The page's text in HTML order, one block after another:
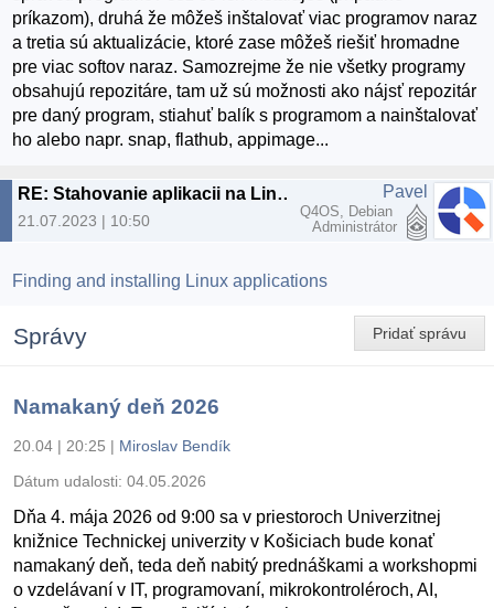
príkazom), druhá že môžeš inštalovať viac programov naraz
a tretia sú aktualizácie, ktoré zase môžeš riešiť hromadne
pre viac softov naraz. Samozrejme že nie všetky programy
obsahujú repozitáre, tam už sú možnosti ako nájsť repozitár
pre daný program, stiahuť balík s programom a nainštalovať
ho alebo napr. snap, flathub, appimage...
RE: Stahovanie aplikacii na Linux Fedora 38
21.07.2023 | 10:50
Pavel
Q4OS, Debian
Administrátor
Finding and installing Linux applications
Pridať správu
Správy
Namakaný deň 2026
20.04 | 20:25 | Miroslav Bendík
Dátum udalosti: 04.05.2026
Dňa 4. mája 2026 od 9:00 sa v priestoroch Univerzitnej
knižnice Technickej univerzity v Košiciach bude konať
namakaný deň, teda deň nabitý prednáškami a workshopmi
o vzdelávaní v IT, programovaní, mikrokontroléroch, AI,